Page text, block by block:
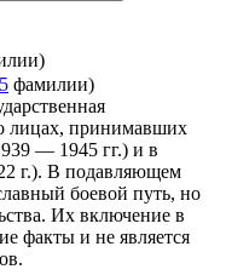
фамилии)
лицах, принимавших
— 1945 гг.) и в
г.). В подавляющем
боевой путь, но
Их включение в
факты и не является